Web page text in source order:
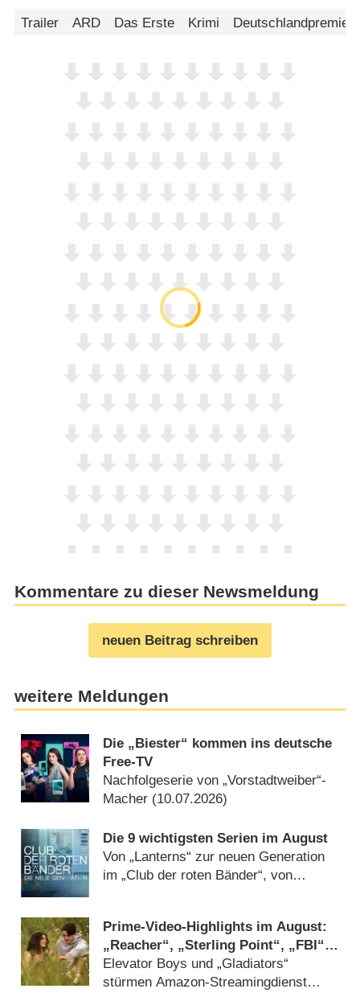
Trailer ARD Das Erste Krimi
Kommentare zu dieser Newsmeldung
neuen Beitrag schreiben
weitere Meldungen
Die „Biester“ kommen ins deutsche
Free-TV
Nachfolgeserie von „Vorstadtweiber“-
Macher (10.07.2026)
Die 9 wichtigsten Serien im August
Von „Lanterns“ zur neuen Generation
im „Club der roten Bänder“, von
Prime-Video-Highlights im August:
„Reacher“, „Sterling Point“, „FBI“,
„Arrow“, „Gossip Girl“ und „Sledge
Hammer“
Elevator Boys und „Gladiators“
stürmen Amazon-Streamingdienst